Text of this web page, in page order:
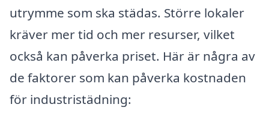
utrymme som ska städas. Större lokaler
kräver mer tid och mer resurser, vilket
också kan påverka priset. Här är några av
de faktorer som kan påverka kostnaden
för industristädning: